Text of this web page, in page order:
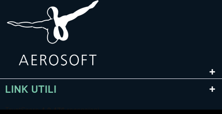
LINK UTILI